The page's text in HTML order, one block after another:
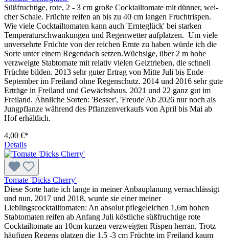
Süßfruchtige, rote, 2 - 3 cm große Cocktailtomate mit dünner, wei­
cher Schale. Früchte reifen an bis zu 40 cm langen Fruchtrispen.
Wie viele Cocktailtomaten kann auch 'Ernteglück' bei starken
Temperaturschwankungen und Regenwetter aufplatzen. Um viele
unversehrte Früchte von der reichen Ernte zu haben würde ich die
Sorte unter einem Regendach setzen.Wüch­sige, über 2 m hohe
verzweigte Stabtomate mit relativ vielen Geiztrieben, die schnell
Früchte bilden. 2013 sehr guter Ertrag von Mitte Juli bis Ende
September im Freiland ohne Regenschutz. 2014 und 2016 sehr gute
Erträge in Freiland und Gewächshaus. 2021 und 22 ganz gut im
Freiland. Ähnliche Sorten: 'Besser', 'Freude'Ab 2026 nur noch als
Jungpflanze während des Pflanzenverkaufs von April bis Mai ab
Hof erhältlich.
4,00 €*
Details
Tomate 'Dicks Cherry'
Diese Sorte hatte ich lange in meiner Anbauplanung vernachlässigt
und nun, 2017 und 2018, wurde sie einer meiner
Lieblingscocktailtomaten: An absolut pflegeleichen 1,6m hohen
Stabtomaten reifen ab Anfang Juli köstliche süßfruchtige rote
Cocktailtomate an 10cm kurzen verzweigten Rispen herran. Trotz
häufigen Regens platzen die 1,5 -3 cm Früchte im Freiland kaum